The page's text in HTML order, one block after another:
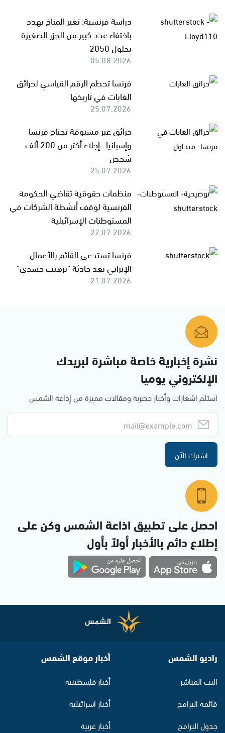
دراسة فرنسية: تغير المناخ يهدد
باختفاء عدد كبير من الجزر الصغيرة
بحلول 2050
05.08.2026
فرنسا تحطم الرقم القياسي لحرائق
الغابات في تاريخها
25.07.2026
حرائق غير مسبوقة تجتاح فرنسا
وإسبانيا.. إجلاء أكثر من 200 ألف
شخص
25.07.2026
منظمات حقوقية تقاضي الحكومة
الفرنسية لوقف أنشطة الشركات في
المستوطنات الإسرائيلية
22.07.2026
فرنسا تستدعي القائم بالأعمال
الإيراني بعد حادثة "ترهيب جسدي"
21.07.2026
نشرة إخبارية خاصة مباشرة لبريدك
الإلكتروني يوميا
استلم اشعارات وأخبار حصرية ومقالات مميزة من إذاعة الشمس
اشترك الآن
احصل على تطبيق اذاعة الشمس وكن على
إطلاع دائم بالأخبار أولاً بأول
راديو الشمس
البث المباشر
قائمة البرامج
جدول البرامج
أخبار موقع الشمس
أخبار فلسطينية
أخبار اسرائيلية
أخبار عربية